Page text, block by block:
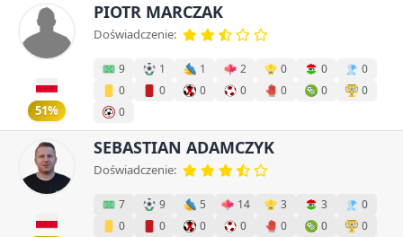
51%
PIOTR MARCZAK
Doświadczenie:
9 1 1 2 0 0
0
0
0 0 0 0 0
0
0
SEBASTIAN ADAMCZYK
Doświadczenie:
7 9 5 14 3 3
0
0
0 0 0 0 0
0